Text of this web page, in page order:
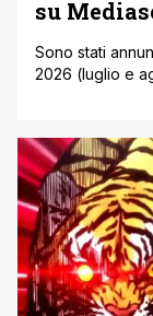
su
Sono stati
2026 (luglio e
alcuni titoli cult.
Sorridi Piccola
[']